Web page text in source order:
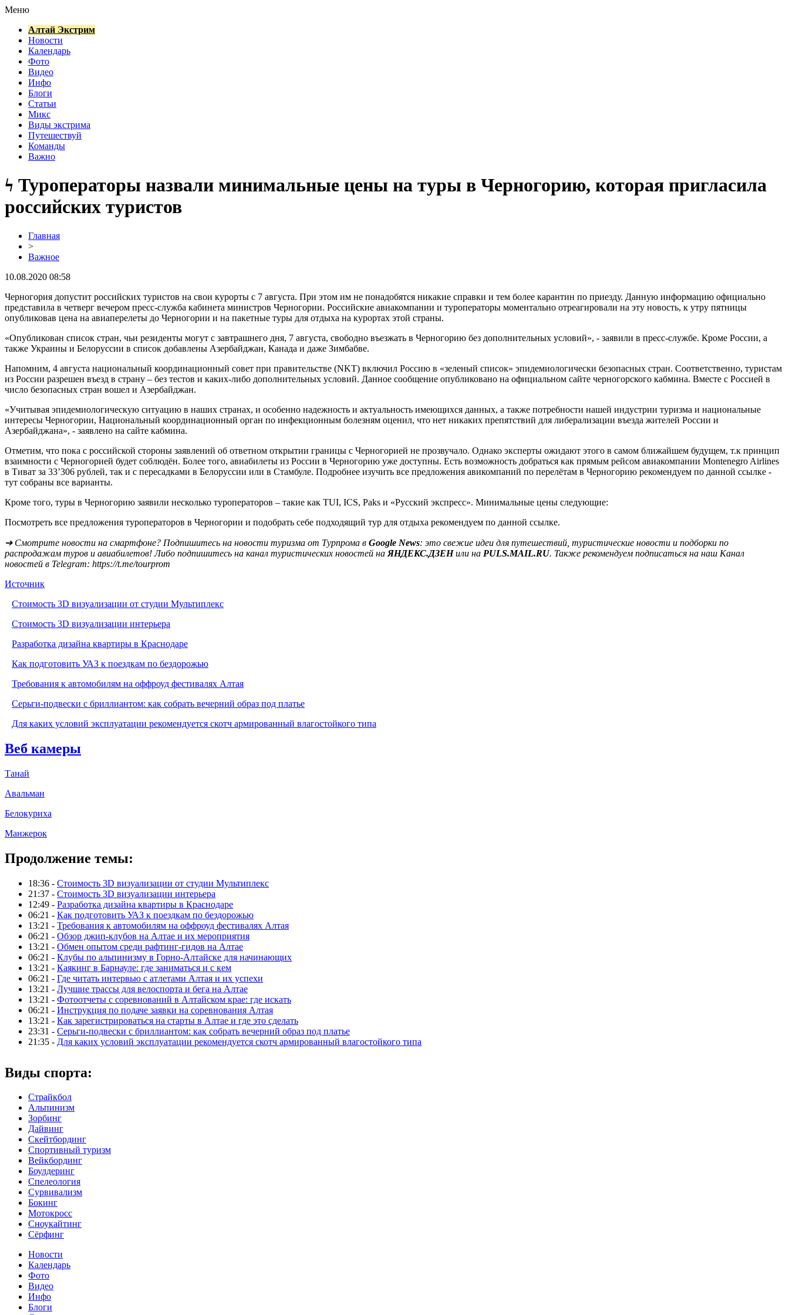
Меню
Алтай Экстрим
Новости
Календарь
Фото
Видео
Инфо
Блоги
Статьи
Микс
Виды экстрима
Путешествуй
Команды
Важно
ϟ Туроператоры назвали минимальные цены на туры в Черногорию, которая пригласила
российских туристов
Главная
>
Важное
10.08.2020 08:58
Черногория допустит российских туристов на свои курорты с 7 августа. При этом им не понадобятся никакие справки и тем более карантин по приезду. Данную информацию официально
представила в четверг вечером пресс-служба кабинета министров Черногории. Российские авиакомпании и туроператоры моментально отреагировали на эту новость, к утру пятницы
опубликовав цена на авиаперелеты до Черногории и на пакетные туры для отдыха на курортах этой страны.
«Опубликован список стран, чьи резиденты могут с завтрашнего дня, 7 августа, свободно въезжать в Черногорию без дополнительных условий», - заявили в пресс-службе. Кроме России, а
также Украины и Белоруссии в список добавлены Азербайджан, Канада и даже Зимбабве.
Напомним, 4 августа национальный координационный совет при правительстве (NKT) включил Россию в «зеленый список» эпидемиологически безопасных стран. Соответственно, туристам
из России разрешен въезд в страну – без тестов и каких-либо дополнительных условий. Данное сообщение опубликовано на официальном сайте черногорского кабмина. Вместе с Россией в
число безопасных стран вошел и Азербайджан.
«Учитывая эпидемиологическую ситуацию в наших странах, и особенно надежность и актуальность имеющихся данных, а также потребности нашей индустрии туризма и национальные
интересы Черногории, Национальный координационный орган по инфекционным болезням оценил, что нет никаких препятствий для либерализации въезда жителей России и
Азербайджана», - заявлено на сайте кабмина.
Отметим, что пока с российской стороны заявлений об ответном открытии границы с Черногорией не прозвучало. Однако эксперты ожидают этого в самом ближайшем будущем, т.к принцип
взаимности с Черногорией будет соблюдён. Более того, авиабилеты из России в Черногорию уже доступны. Есть возможность добраться как прямым рейсом авиакомпании Montenegro Airlines
в Тиват за 33’306 рублей, так и с пересадками в Белоруссии или в Стамбуле. Подробнее изучить все предложения авикомпаний по перелётам в Черногорию рекомендуем по данной ссылке -
тут собраны все варианты.
Кроме того, туры в Черногорию заявили несколько туроператоров – такие как TUI, ICS, Paks и «Русский экспресс». Минимальные цены следующие:
Посмотреть все предложения туроператоров в Черногории и подобрать себе подходящий тур для отдыха рекомендуем по данной ссылке.
➔ Смотрите новости на смартфоне? Подпишитесь на новости туризма от Турпрома в Google News: это свежие идеи для путешествий, туристические новости и подборки по
распродажам туров и авиабилетов! Либо подпишитесь на канал туристических новостей на ЯНДЕКС.ДЗЕНили на PULS.MAIL.RU. Также рекомендуем подписаться на наш Канал
новостей в Telegram: https://t.me/tourprom
Источник
Стоимость 3D визуализации от студии Мультиплекс
Стоимость 3D визуализации интерьера
Разработка дизайна квартиры в Краснодаре
Как подготовить УАЗ к поездкам по бездорожью
Требования к автомобилям на оффроуд фестивалях Алтая
Серьги-подвески с бриллиантом: как собрать вечерний образ под платье
Для каких условий эксплуатации рекомендуется скотч армированный влагостойкого типа
Веб камеры
Танай
Авальман
Белокуриха
Манжерок
Продолжение темы:
18:36 - Стоимость 3D визуализации от студии Мультиплекс
21:37 - Стоимость 3D визуализации интерьера
12:49 - Разработка дизайна квартиры в Краснодаре
06:21 - Как подготовить УАЗ к поездкам по бездорожью
13:21 - Требования к автомобилям на оффроуд фестивалях Алтая
06:21 - Обзор джип-клубов на Алтае и их мероприятия
13:21 - Обмен опытом среди рафтинг-гидов на Алтае
06:21 - Клубы по альпинизму в Горно-Алтайске для начинающих
13:21 - Каякинг в Барнауле: где заниматься и с кем
06:21 - Где читать интервью с атлетами Алтая и их успехи
13:21 - Лучшие трассы для велоспорта и бега на Алтае
13:21 - Фотоотчеты с соревнований в Алтайском крае: где искать
06:21 - Инструкция по подаче заявки на соревнования Алтая
13:21 - Как зарегистрироваться на старты в Алтае и где это сделать
23:31 - Серьги-подвески с бриллиантом: как собрать вечерний образ под платье
21:35 - Для каких условий эксплуатации рекомендуется скотч армированный влагостойкого типа
Виды спорта:
Страйкбол
Альпинизм
Зорбинг
Дайвинг
Скейтбординг
Спортивный туризм‎
Вейкбординг
Боулдеринг
Спелеология
Сурвивализм
Бокинг
Мотокросс
Сноукайтинг
Сёрфинг
Новости
Календарь
Фото
Видео
Инфо
Блоги